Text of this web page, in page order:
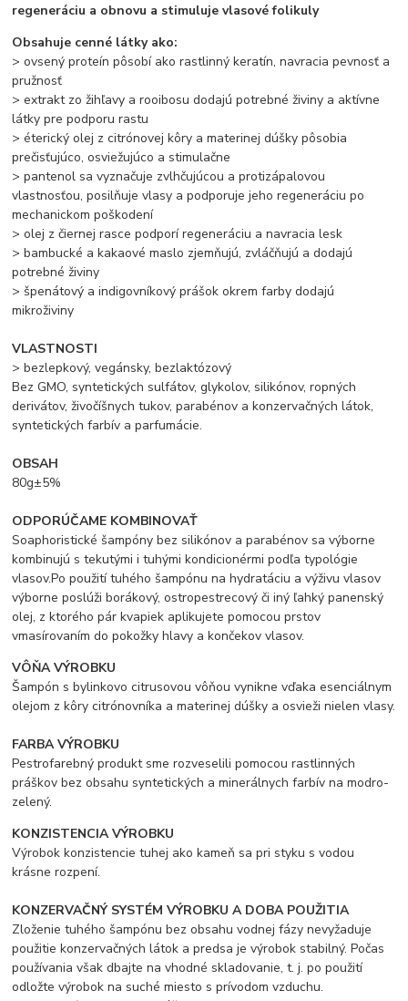
regeneráciu a obnovu a stimuluje vlasové folikuly
Obsahuje cenné látky ako:
> ovsený proteín pôsobí ako rastlinný keratín, navracia pevnosť a
pružnosť
> extrakt zo žihľavy a rooibosu dodajú potrebné živiny a aktívne
látky pre podporu rastu
> éterický olej z citrónovej kôry a materinej dúšky pôsobia
prečisťujúco, osviežujúco a stimulačne
> pantenol sa vyznačuje zvlhčujúcou a protizápalovou
vlastnosťou, posilňuje vlasy a podporuje jeho regeneráciu po
mechanickom poškodení
> olej z čiernej rasce podporí regeneráciu a navracia lesk
> bambucké a kakaové maslo zjemňujú, zvláčňujú a dodajú
potrebné živiny
> špenátový a indigovníkový prášok okrem farby dodajú
mikroživiny
VLASTNOSTI
> bezlepkový, vegánsky, bezlaktózový
Bez GMO, syntetických sulfátov, glykolov, silikónov, ropných
derivátov, živočíšnych tukov, parabénov a konzervačných látok,
syntetických farbív a parfumácie.
OBSAH
80g±5%
ODPORÚČAME KOMBINOVAŤ
Soaphoristické šampóny bez silikónov a parabénov sa výborne
kombinujú s tekutými i tuhými kondicionérmi podľa typológie
vlasov.Po použití tuhého šampónu na hydratáciu a výživu vlasov
výborne poslúži borákový, ostropestrecový či iný ľahký panenský
olej, z ktorého pár kvapiek aplikujete pomocou prstov
vmasírovaním do pokožky hlavy a končekov vlasov.
VÔŇA VÝROBKU
Šampón s bylinkovo citrusovou vôňou vynikne vďaka esenciálnym
olejom z kôry citrónovníka a materinej dúšky a osvieži nielen vlasy.
FARBA VÝROBKU
Pestrofarebný produkt sme rozveselili pomocou rastlinných
práškov bez obsahu syntetických a minerálnych farbív na modro-
zelený.
KONZISTENCIA VÝROBKU
Výrobok konzistencie tuhej ako kameň sa pri styku s vodou
krásne rozpení.
KONZERVAČNÝ SYSTÉM VÝROBKU A DOBA POUŽITIA
Zloženie tuhého šampónu bez obsahu vodnej fázy nevyžaduje
použitie konzervačných látok a predsa je výrobok stabilný. Počas
používania však dbajte na vhodné skladovanie, t. j. po použití
odložte výrobok na suché miesto s prívodom vzduchu.